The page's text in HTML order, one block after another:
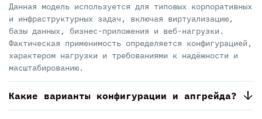
Данная модель используется для типовых корпоративных
и инфраструктурных задач, включая виртуализацию,
базы данных, бизнес-приложения и веб-нагрузки.
Фактическая применимость определяется конфигурацией,
характером нагрузки и требованиями к надёжности и
масштабированию.
Какие варианты конфигурации и апгрейда?